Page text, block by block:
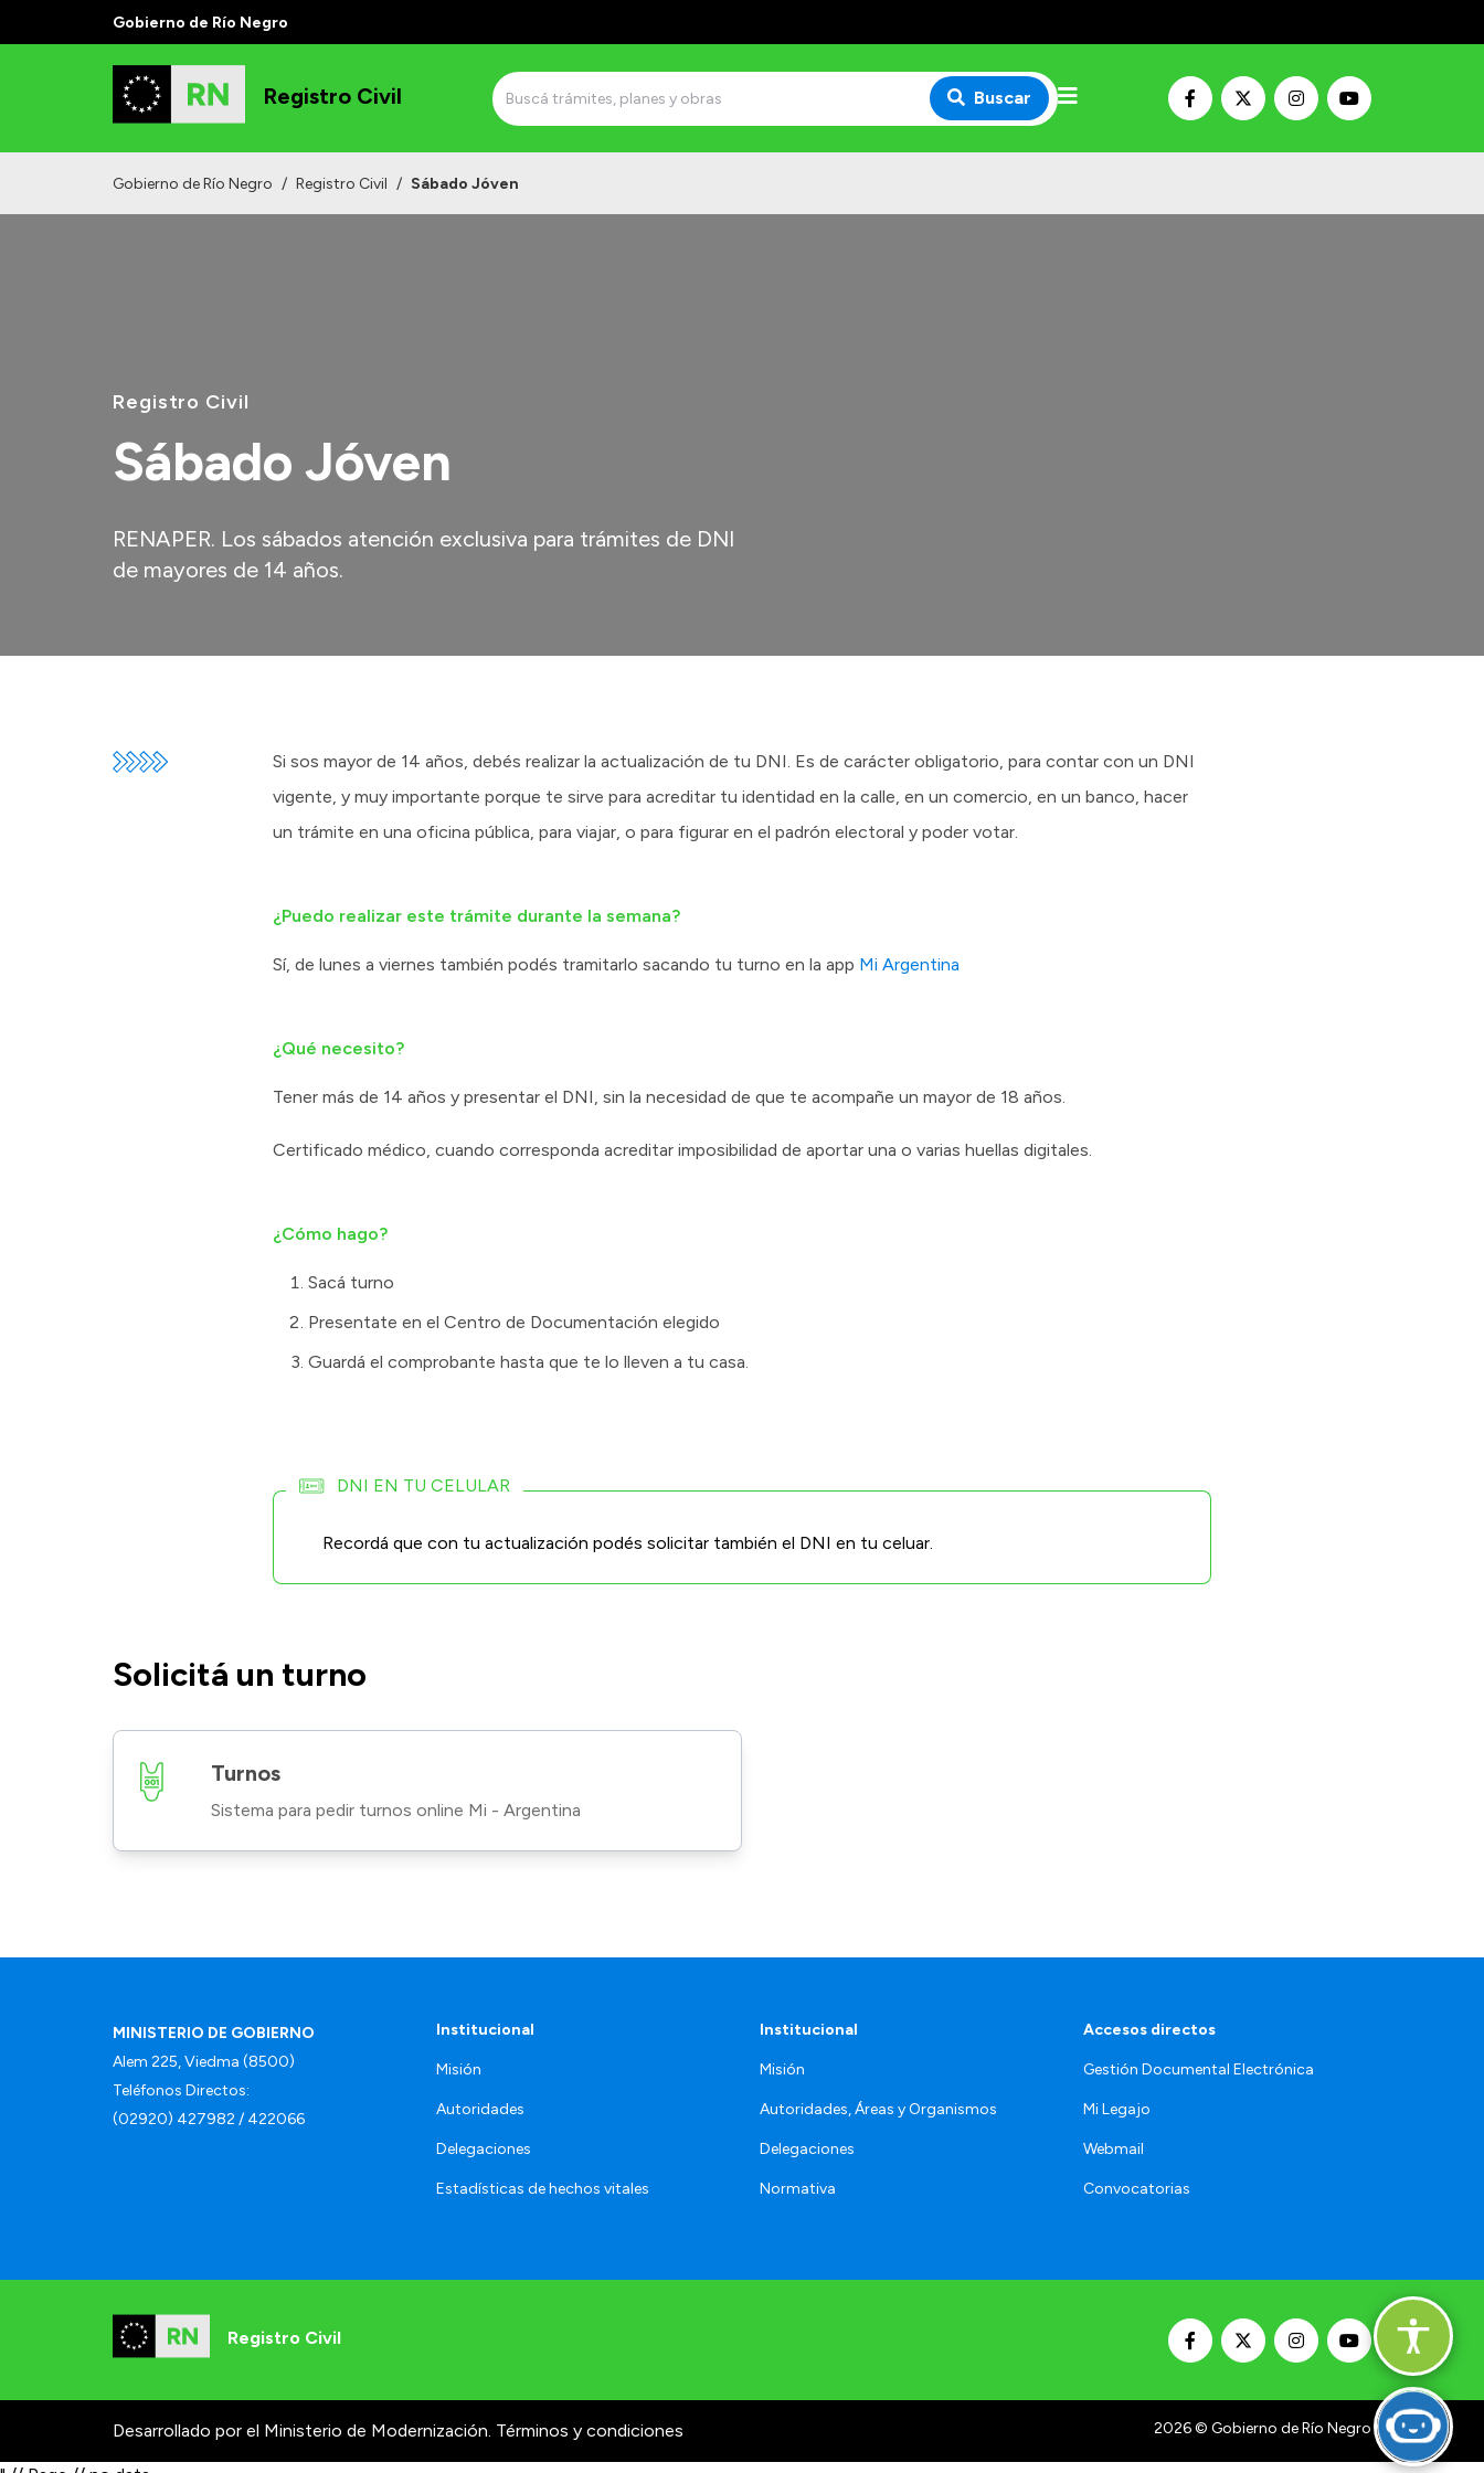
Gobierno de Río Negro
Registro Civil Buscar
Gobierno de Río Negro / Registro Civil / Sábado Jóven
Registro Civil
Sábado Jóven
RENAPER. Los sábados atención exclusiva para trámites de DNI
de mayores de 14 años.
Si sos mayor de 14 años, debés realizar la actualización de tu DNI. Es de carácter obligatorio, para contar con un DNI
vigente, y muy importante porque te sirve para acreditar tu identidad en la calle, en un comercio, en un banco, hacer
un trámite en una oficina pública, para viajar, o para figurar en el padrón electoral y poder votar.
¿Puedo realizar este trámite durante la semana?
Sí, de lunes a viernes también podés tramitarlo sacando tu turno en la app Mi Argentina
¿Qué necesito?
Tener más de 14 años y presentar el DNI, sin la necesidad de que te acompañe un mayor de 18 años.
Certificado médico, cuando corresponda acreditar imposibilidad de aportar una o varias huellas digitales.
¿Cómo hago?
Sacá turno
Presentate en el Centro de Documentación elegido
Guardá el comprobante hasta que te lo lleven a tu casa.
DNI EN TU CELULAR
Recordá que con tu actualización podés solicitar también el DNI en tu celuar.
Solicitá un turno
Turnos
Sistema para pedir turnos online Mi - Argentina
MINISTERIO DE GOBIERNO
Alem 225, Viedma (8500)
Teléfonos Directos:
(02920) 427982 / 422066
Institucional
Misión
Autoridades
Delegaciones
Estadísticas de hechos vitales
Institucional
Misión
Autoridades, Áreas y Organismos
Delegaciones
Normativa
Accesos directos
Gestión Documental Electrónica
Mi Legajo
Webmail
Convocatorias
Registro Civil
Desarrollado por el Ministerio de Modernización. Términos y condiciones 2026© Gobierno de Río Negro